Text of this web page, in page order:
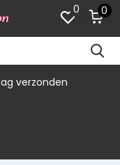
0 0
verzonden